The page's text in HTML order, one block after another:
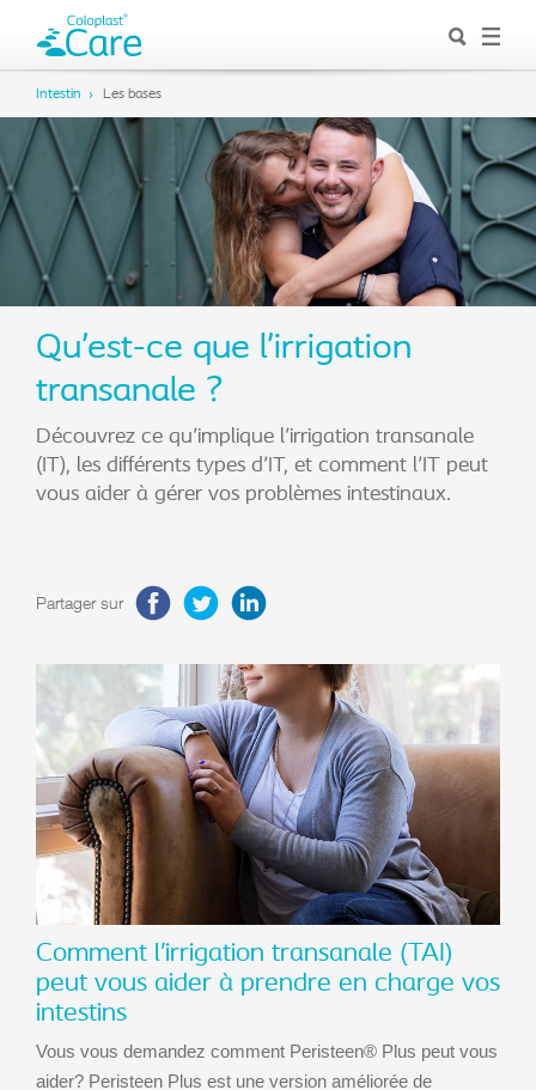
Intestin Les bases
Qu’est-ce que l’irrigation
transanale ?
Découvrez ce qu'implique l'irrigation transanale
(IT), les différents types d'IT, et comment l'IT peut
vous aider à gérer vos problèmes intestinaux.
Partager sur
Comment l’irrigation transanale (TAI)
peut vous aider à prendre en charge vos
intestins
Vous vous demandez comment Peristeen® Plus peut vous
aider? Peristeen Plus est une version améliorée de